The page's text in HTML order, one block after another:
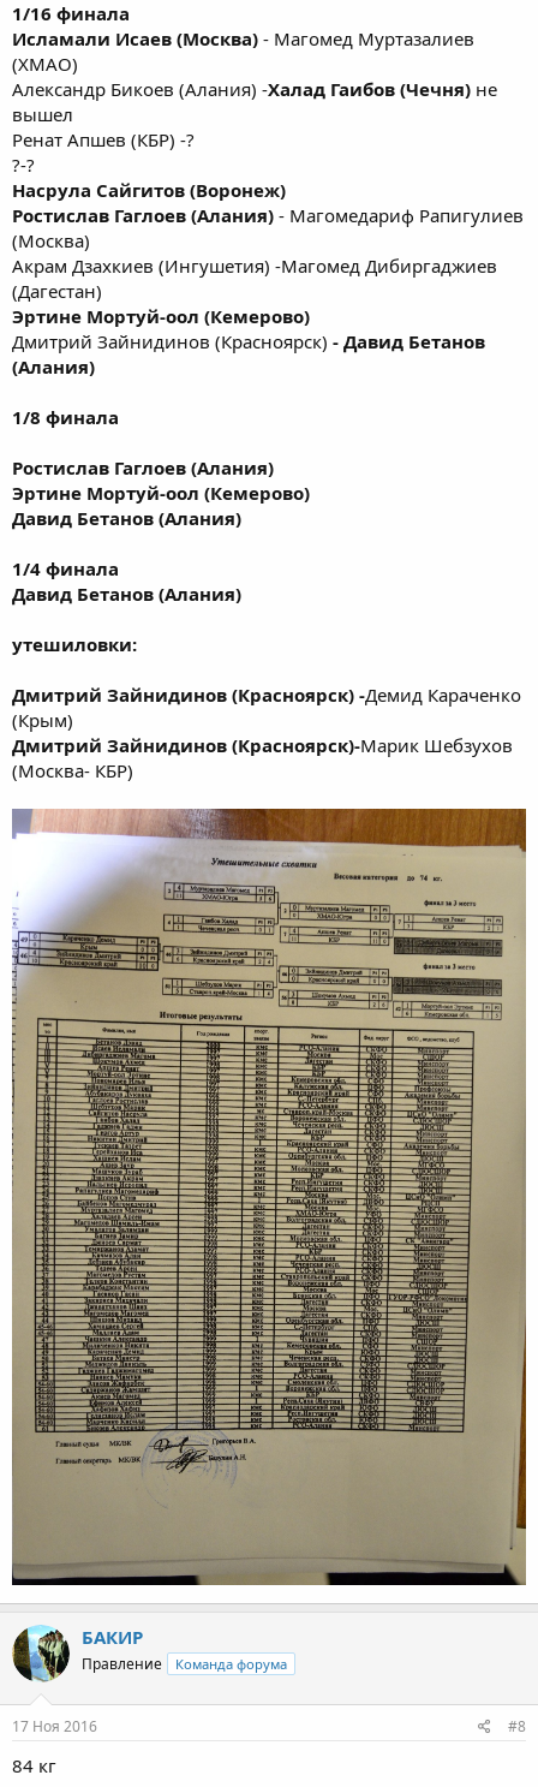
1/16 финала
Исламали Исаев (Москва) - Магомед Муртазалиев
(ХМАО)
Александр Бикоев (Алания) -Халад Гаибов (Чечня) не
вышел
Ренат Апшев (КБР) -?
?-?
Насрула Сайгитов (Воронеж)
Ростислав Гаглоев (Алания) - Магомедариф Рапигулиев
(Москва)
Акрам Дзахкиев (Ингушетия) -Магомед Дибиргаджиев
(Дагестан)
Эртине Мортуй-оол (Кемерово)
Дмитрий Зайнидинов (Красноярск) - Давид Бетанов
(Алания)
1/8 финала
Ростислав Гаглоев (Алания)
Эртине Мортуй-оол (Кемерово)
Давид Бетанов (Алания)
1/4 финала
Давид Бетанов (Алания)
утешиловки:
Дмитрий Зайнидинов (Красноярск) -Демид Караченко
(Крым)
Дмитрий Зайнидинов (Красноярск)-Марик Шебзухов
(Москва- КБР)
БАКИР
Правление Команда форума
17 Ноя 2016 #8
84 кг